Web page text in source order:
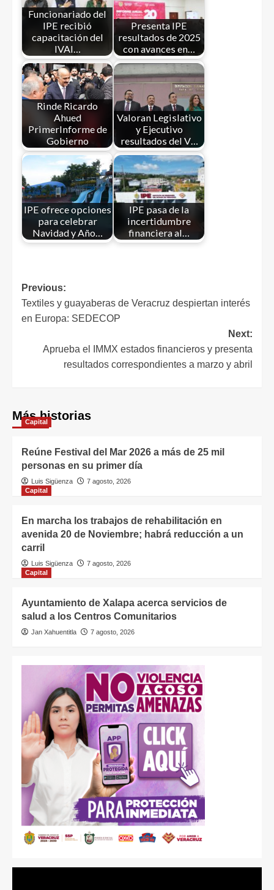
Funcionariado del
IPE recibió
capacitación del
IVAI…
Presenta IPE
resultados de 2025
con avances en…
Rinde Ricardo
Ahued
PrimerInforme de
Gobierno
Valoran Legislativo
y Ejecutivo
resultados del V…
IPE ofrece opciones
para celebrar
Navidad y Año…
IPE pasa de la
incertidumbre
financiera al…
Previous:
Textiles y guayaberas de Veracruz despiertan interés
en Europa: SEDECOP
Next:
Aprueba el IMMX estados financieros y presenta
resultados correspondientes a marzo y abril
Más historias
Capital
Reúne Festival del Mar 2026 a más de 25 mil
personas en su primer día
Luis Sigüenza
7 agosto, 2026
Capital
En marcha los trabajos de rehabilitación en
avenida 20 de Noviembre; habrá reducción a un
carril
Luis Sigüenza
7 agosto, 2026
Capital
Ayuntamiento de Xalapa acerca servicios de
salud a los Centros Comunitarios
Jan Xahuentitla 7 agosto, 2026